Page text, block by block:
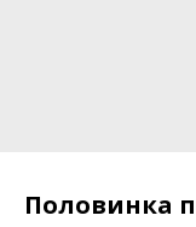
Половинка